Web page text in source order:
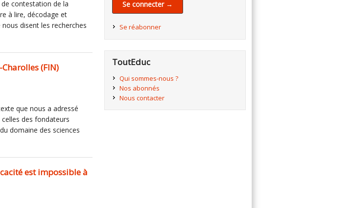
contestation de la
à lire, décodage et
disent les recherches
(FIN)
que nous a adressé
des fondateurs
domaine des sciences
est impossible à
Se connecter →
Se réabonner
ToutEduc
Qui sommes-nous ?
Nos abonnés
Nous contacter